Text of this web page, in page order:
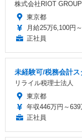
株式会社RIOT GROUP
東京都
月給25万6,100円
正社員
未経験可/税務会計
リライル税理士法人
東京都
年収446万円～639
正社員